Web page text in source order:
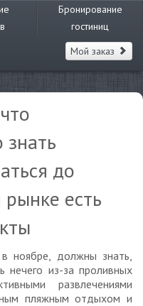
Бронирование
гостиниц
Мой заказ
до
есть
ноябре, должны знать,
нечего из-за проливных
развлечениями
пляжным отдыхом и